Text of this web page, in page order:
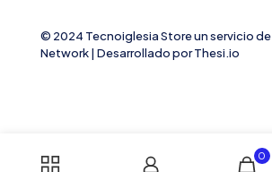
© 2024 Tecnoiglesia Store un servicio de
Network| Desarrollado porThesi.io
0